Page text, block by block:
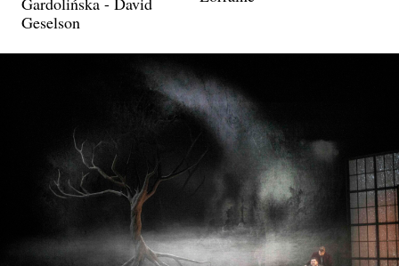
Geselson